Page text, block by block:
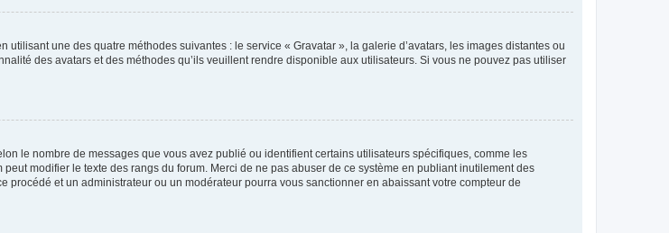
une des quatre méthodes suivantes : le service « Gravatar », la galerie d’avatars, les images distantes ou
des avatars et des méthodes qu’ils veuillent rendre disponible aux utilisateurs. Si vous ne pouvez pas utiliser
le nombre de messages que vous avez publié ou identifient certains utilisateurs spécifiques, comme les
modifier le texte des rangs du forum. Merci de ne pas abuser de ce système en publiant inutilement des
procédé et un administrateur ou un modérateur pourra vous sanctionner en abaissant votre compteur de